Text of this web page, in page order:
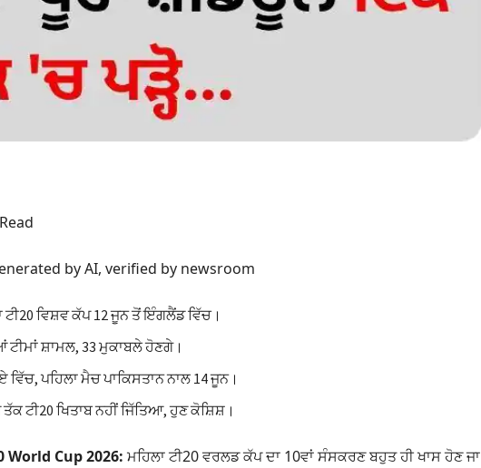
by AI, verified by newsroom
ਟੀ20 ਵਿਸ਼ਵ ਕੱਪ 12 ਜੂਨ ਤੋਂ ਇੰਗਲੈਂਡ ਵਿੱਚ।
ਟੀਮਾਂ ਸ਼ਾਮਲ, 33 ਮੁਕਾਬਲੇ ਹੋਣਗੇ।
ਵਿੱਚ, ਪਹਿਲਾ ਮੈਚ ਪਾਕਿਸਤਾਨ ਨਾਲ 14 ਜੂਨ।
ਟੀ20 ਖਿਤਾਬ ਨਹੀਂ ਜਿੱਤਿਆ, ਹੁਣ ਕੋਸ਼ਿਸ਼।
World Cup 2026: ਮਹਿਲਾ ਟੀ20 ਵਰਲਡ ਕੱਪ ਦਾ 10ਵਾਂ ਸੰਸਕਰਣ ਬਹੁਤ ਹੀ ਖਾਸ ਹੋਣ ਜਾ